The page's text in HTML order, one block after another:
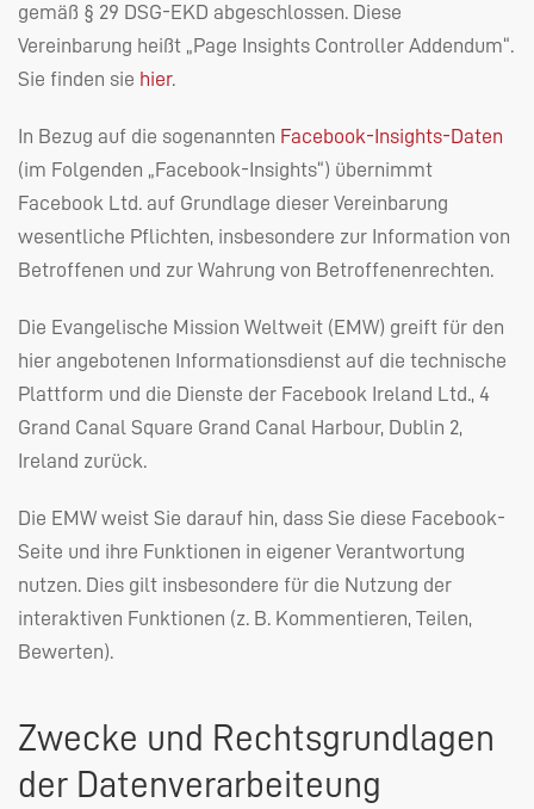
gemäß § 29 DSG-EKD abgeschlossen. Diese
Vereinbarung heißt „Page Insights Controller Addendum“.
Sie finden sie hier.
In Bezug auf die sogenannten Facebook-Insights-Daten
(im Folgenden „Facebook-Insights“) übernimmt
Facebook Ltd. auf Grundlage dieser Vereinbarung
wesentliche Pflichten, insbesondere zur Information von
Betroffenen und zur Wahrung von Betroffenenrechten.
Die Evangelische Mission Weltweit (EMW) greift für den
hier angebotenen Informationsdienst auf die technische
Plattform und die Dienste der Facebook Ireland Ltd., 4
Grand Canal Square Grand Canal Harbour, Dublin 2,
Ireland zurück.
Die EMW weist Sie darauf hin, dass Sie diese Facebook-
Seite und ihre Funktionen in eigener Verantwortung
nutzen. Dies gilt insbesondere für die Nutzung der
interaktiven Funktionen (z. B. Kommentieren, Teilen,
Bewerten).
Zwecke und Rechtsgrundlagen
der Datenverarbeiteung